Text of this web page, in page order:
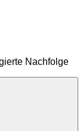
Nachfolge